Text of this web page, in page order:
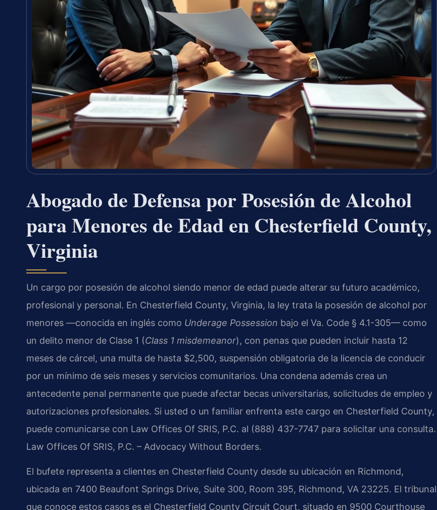
Abogado de Defensa por Posesión de Alcohol
para Menores de Edad en Chesterfield County,
Virginia
Un cargo por posesión de alcohol siendo menor de edad puede alterar su futuro académico,
profesional y personal. En Chesterfield County, Virginia, la ley trata la posesión de alcohol por
menores —conocida en inglés como Underage Possession bajo el Va. Code § 4.1-305— como
un delito menor de Clase 1 (Class 1 misdemeanor), con penas que pueden incluir hasta 12
meses de cárcel, una multa de hasta $2,500, suspensión obligatoria de la licencia de conducir
por un mínimo de seis meses y servicios comunitarios. Una condena además crea un
antecedente penal permanente que puede afectar becas universitarias, solicitudes de empleo y
autorizaciones profesionales. Si usted o un familiar enfrenta este cargo en Chesterfield County,
puede comunicarse con Law Offices Of SRIS, P.C. al (888) 437-7747 para solicitar una consulta.
Law Offices Of SRIS, P.C. – Advocacy Without Borders.
El bufete representa a clientes en Chesterfield County desde su ubicación en Richmond,
ubicada en 7400 Beaufont Springs Drive, Suite 300, Room 395, Richmond, VA 23225. El tribunal
que conoce estos casos es el Chesterfield County Circuit Court, situado en 9500 Courthouse